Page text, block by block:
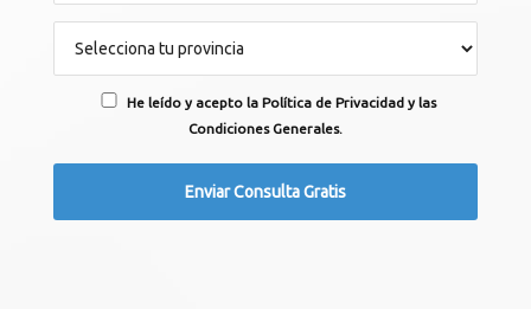
He leído y acepto la Política de Privacidad y las
Condiciones Generales.